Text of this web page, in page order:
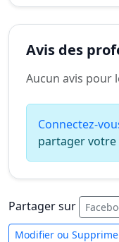
Avis des
Aucun avis pour
Connectez-
partager
Partager sur
Modifier ou